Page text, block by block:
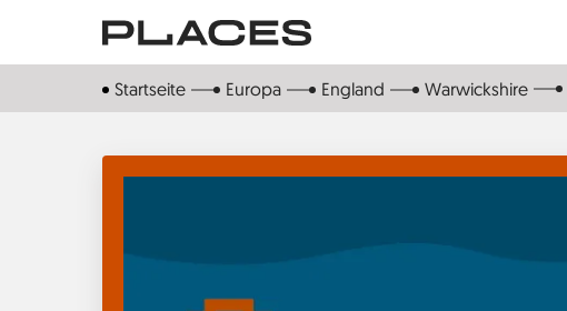
Inhalt
Startseite Europa England Warwickshire